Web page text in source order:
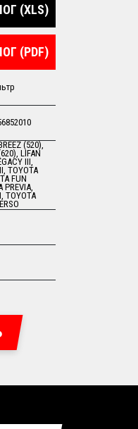
(XLS)
(PDF)
(520),
LIFAN
III,
TOYOTA
FUN
PREVIA,
TOYOTA